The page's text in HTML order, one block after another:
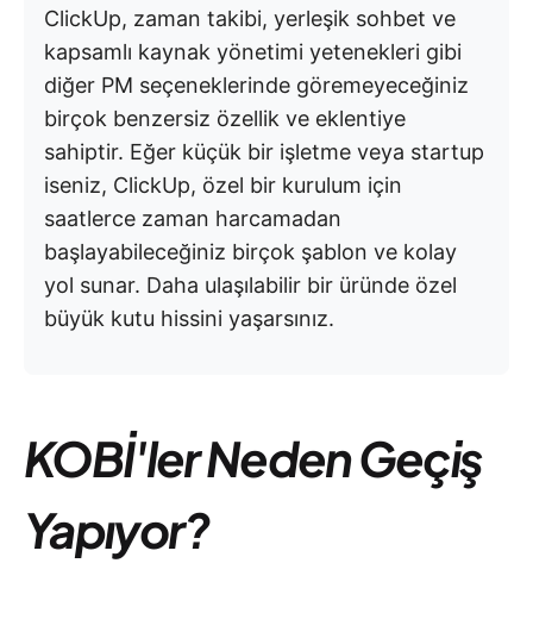
ClickUp, zaman takibi, yerleşik sohbet ve
kapsamlı kaynak yönetimi yetenekleri gibi
diğer PM seçeneklerinde göremeyeceğiniz
birçok benzersiz özellik ve eklentiye
sahiptir. Eğer küçük bir işletme veya startup
iseniz, ClickUp, özel bir kurulum için
saatlerce zaman harcamadan
başlayabileceğiniz birçok şablon ve kolay
yol sunar. Daha ulaşılabilir bir üründe özel
büyük kutu hissini yaşarsınız.
KOBİ'ler Neden Geçiş
Yapıyor?